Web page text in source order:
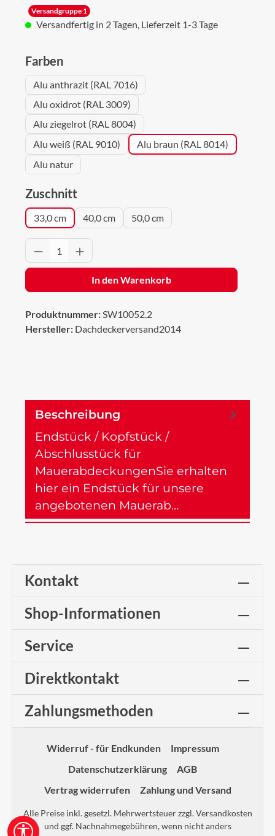
Versandgruppe 1
Versandfertig in 2 Tagen, Lieferzeit 1-3 Tage
Farbenauswählen
Alu anthrazit (RAL 7016)
Alu oxidrot (RAL 3009)
Alu ziegelrot (RAL 8004)
Alu weiß (RAL 9010)
Alu braun (RAL 8014)
Alu natur
Zuschnitt
33,0 cm 40,0 cm 50,0 cm
Produkt Anzahl: Gib den gewünschten
In den Warenkorb
Produktnummer:SW10052.2
Hersteller: Dachdeckerversand2014
Beschreibung
Endstück / Kopfstück /
Abschlusstück für
MauerabdeckungenSie erhalten
hier ein Endstück für unsere
angebotenen Mauerab…
Kontakt
Shop-Informationen
Service
Direktkontakt
Zahlungsmethoden
Widerruf - für Endkunden
Impressum
Datenschutzerklärung
AGB
Vertrag widerrufen
Zahlung und Versand
Alle Preise inkl. gesetzl. Mehrwertsteuer zzgl.Versandkosten
und ggf. Nachnahmegebühren, wenn nicht anders
Werkzeugleiste anzeigen